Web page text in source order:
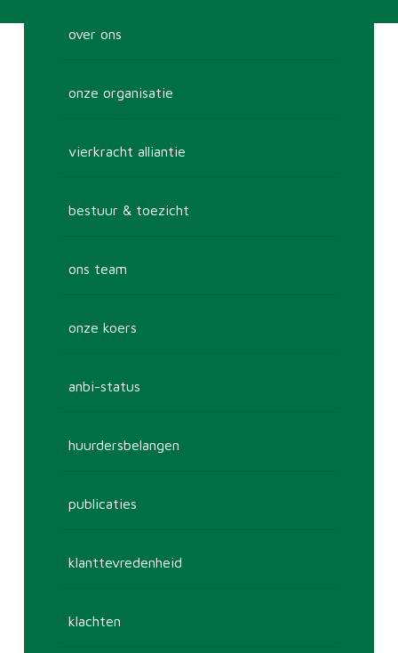
over ons
onze organisatie
vierkracht alliantie
bestuur & toezicht
ons team
onze koers
anbi-status
huurdersbelangen
publicaties
klanttevredenheid
klachten